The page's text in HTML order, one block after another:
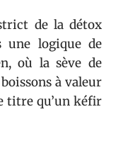
de la détox
une logique de
où la sève de
à valeur
titre qu’un kéfir